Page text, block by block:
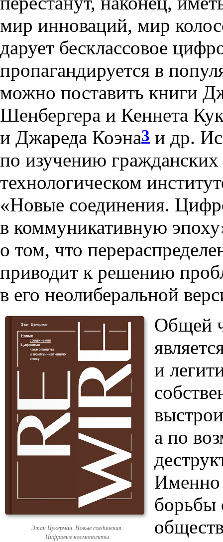
мир инноваций, мир
дарует бесклассовое
пропагандируется в
можно поставить книги
Шенбергера и Кеннета
и Джареда Коэна3 и др.
по изучению
технологическом
«Новые соединения.
в коммуникативную
о том, что
приводит к решению
в его неолиберальной
Этан Цукерман. Новые соединения.
Цифровые космополиты
Общей
и
а по
Именно
борьбы